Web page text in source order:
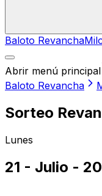
Baloto Revancha
Abrir menú principal
Baloto Revancha
Sorteo
Lunes
21 - Julio -